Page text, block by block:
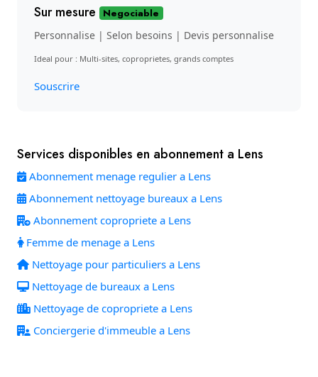
Sur mesure
Negociable
Personnalise | Selon besoins | Devis personnalise
Ideal pour : Multi-sites, coproprietes, grands comptes
Souscrire
Services disponibles en abonnement a Lens
Abonnement menage regulier a Lens
Abonnement nettoyage bureaux a Lens
Abonnement copropriete a Lens
Femme de menage a Lens
Nettoyage pour particuliers a Lens
Nettoyage de bureaux a Lens
Nettoyage de copropriete a Lens
Conciergerie d'immeuble a Lens